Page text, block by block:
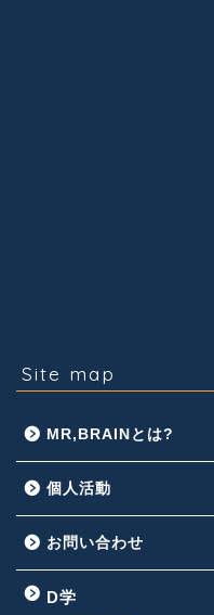
Site map
MR,BRAINとは?
個人活動
お問い合わせ
D学